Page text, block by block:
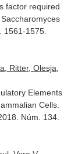
factor required
1561-1575.
Ritter, Olesja,
Elements
Cells.
Núm. 134.